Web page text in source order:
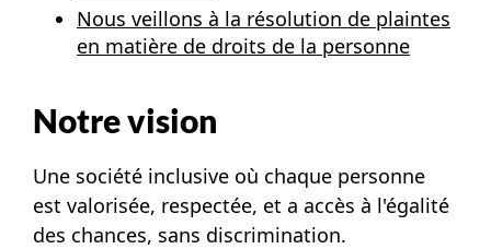
Nous veillons à la résolution de plaintes
en matière de droits de la personne
Notre vision
Une société inclusive où chaque personne
est valorisée, respectée, et a accès à l'égalité
des chances, sans discrimination.